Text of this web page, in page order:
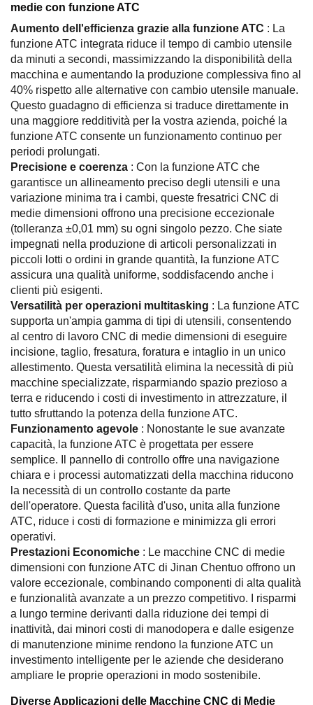
medie con funzione ATC
Aumento dell'efficienza grazie alla funzione ATC : La
funzione ATC integrata riduce il tempo di cambio utensile
da minuti a secondi, massimizzando la disponibilità della
macchina e aumentando la produzione complessiva fino al
40% rispetto alle alternative con cambio utensile manuale.
Questo guadagno di efficienza si traduce direttamente in
una maggiore redditività per la vostra azienda, poiché la
funzione ATC consente un funzionamento continuo per
periodi prolungati.
Precisione e coerenza : Con la funzione ATC che
garantisce un allineamento preciso degli utensili e una
variazione minima tra i cambi, queste fresatrici CNC di
medie dimensioni offrono una precisione eccezionale
(tolleranza ±0,01 mm) su ogni singolo pezzo. Che siate
impegnati nella produzione di articoli personalizzati in
piccoli lotti o ordini in grande quantità, la funzione ATC
assicura una qualità uniforme, soddisfacendo anche i
clienti più esigenti.
Versatilità per operazioni multitasking : La funzione ATC
supporta un'ampia gamma di tipi di utensili, consentendo
al centro di lavoro CNC di medie dimensioni di eseguire
incisione, taglio, fresatura, foratura e intaglio in un unico
allestimento. Questa versatilità elimina la necessità di più
macchine specializzate, risparmiando spazio prezioso a
terra e riducendo i costi di investimento in attrezzature, il
tutto sfruttando la potenza della funzione ATC.
Funzionamento agevole : Nonostante le sue avanzate
capacità, la funzione ATC è progettata per essere
semplice. Il pannello di controllo offre una navigazione
chiara e i processi automatizzati della macchina riducono
la necessità di un controllo costante da parte
dell'operatore. Questa facilità d'uso, unita alla funzione
ATC, riduce i costi di formazione e minimizza gli errori
operativi.
Prestazioni Economiche : Le macchine CNC di medie
dimensioni con funzione ATC di Jinan Chentuo offrono un
valore eccezionale, combinando componenti di alta qualità
e funzionalità avanzate a un prezzo competitivo. I risparmi
a lungo termine derivanti dalla riduzione dei tempi di
inattività, dai minori costi di manodopera e dalle esigenze
di manutenzione minime rendono la funzione ATC un
investimento intelligente per le aziende che desiderano
ampliare le proprie operazioni in modo sostenibile.
Diverse Applicazioni delle Macchine CNC di Medie